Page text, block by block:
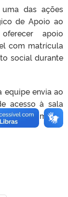
das ações
de Apoio ao
apoio
com matrícula
social durante
equipe envia ao
acesso à sala
acolhimento